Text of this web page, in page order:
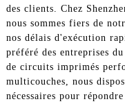
des clients. Chez
nous sommes fiers de
nos délais d'exécution
préféré des entreprises
de circuits imprimés
multicouches, nous
nécessaires pour